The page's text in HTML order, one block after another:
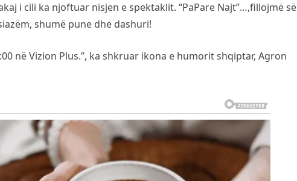
i cili ka njoftuar nisjen e spektaklit. “PaPare Najt”…,fillojmë së
shumë pune dhe dashuri!
në Vizion Plus.”, ka shkruar ikona e humorit shqiptar, Agron